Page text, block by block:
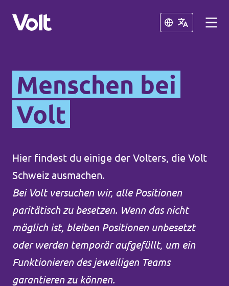
Schließen
Sprache auswählen
Volt Teams in der Schweiz
Volt vor Ort
Einige weitere Volt Chapter
Volt Deutschland
Volt Frankreich
Schließen
Programm
Über Volt
Menschen
Neuigkeiten
Unsere Events
Menschen bei
Volt
Hier findest du einige der Volters, die Volt
Schweiz ausmachen.
Bei Volt versuchen wir, alle Positionen
paritätisch zu besetzen. Wenn das nicht
möglich ist, bleiben Positionen unbesetzt
oder werden temporär aufgefüllt, um ein
Funktionieren des jeweiligen Teams
garantieren zu können.